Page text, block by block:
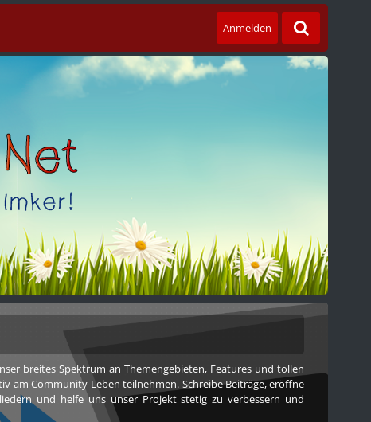
Anmelden
breites Spektrum an Themengebieten, Features und tollen
am Community-Leben teilnehmen. Schreibe Beiträge, eröffne
und helfe uns unser Projekt stetig zu verbessern und